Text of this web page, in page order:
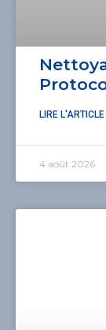
LIRE L'ARTICLE
4 août 2026